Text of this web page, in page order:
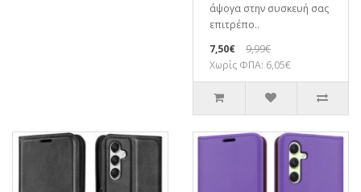
άψογα στην συσκευή σας
επιτρέπο..
7,50€
9,99€
Χωρίς ΦΠΑ: 6,05€